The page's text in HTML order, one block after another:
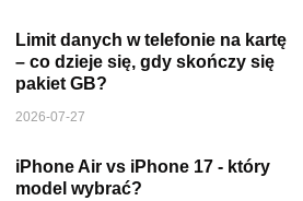
Limit danych w telefonie na kartę
– co dzieje się, gdy skończy się
pakiet GB?
2026-07-27
iPhone Air vs iPhone 17 - który
model wybrać?